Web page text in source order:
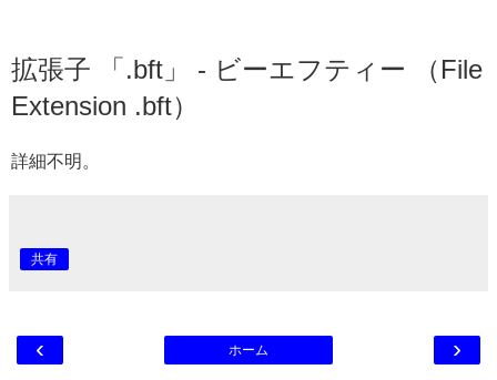
拡張子 「.bft」 - ビーエフティー （File
Extension .bft）
詳細不明。
共有
‹ ›
ホーム